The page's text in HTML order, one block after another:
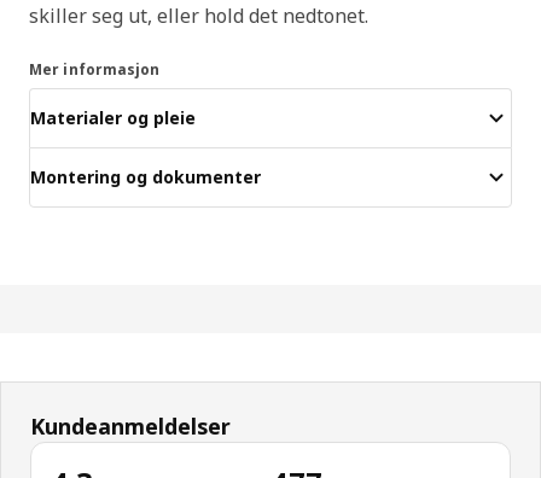
skiller seg ut, eller hold det nedtonet.
Mer informasjon
Materialer og pleie
Montering og dokumenter
Kundeanmeldelser